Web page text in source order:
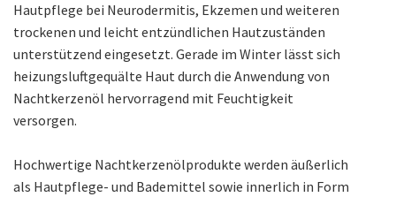
Hautpflege bei Neurodermitis, Ekzemen und weiteren
trockenen und leicht entzündlichen Hautzuständen
unterstützend eingesetzt. Gerade im Winter lässt sich
heizungsluftgequälte Haut durch die Anwendung von
Nachtkerzenöl hervorragend mit Feuchtigkeit
versorgen.
Hochwertige Nachtkerzenölprodukte werden äußerlich
als Hautpflege- und Bademittel sowie innerlich in Form